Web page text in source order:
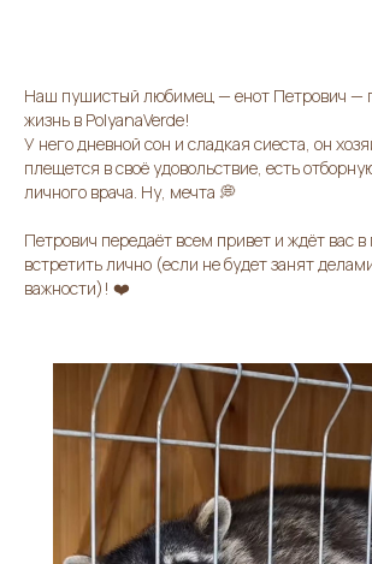
Наш пушистый любимец — енот Петрович —
жизнь в PolyanaVerde!
У него дневной сон и сладкая сиеста, он
плещется в своё удовольствие, есть
личного врача. Ну, мечта 💭
Петрович передаёт всем привет и ждёт вас
встретить лично (если не будет занят
важности)! ❤️